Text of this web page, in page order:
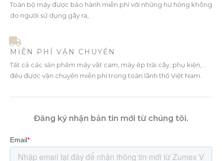
Toàn bộ máy được bảo hành miễn phí với những hư hỏng không
do người sử dụng gây ra,
MIỄN PHÍ VẬN CHUYỂN
Tất cả các sản phẩm máy vắt cam, máy ép trái cây, phụ kiện, ..
đều được vận chuyển miễn phí trong toàn lãnh thổ Việt Nam.
Đăng ký nhận bản tin mới từ chúng tôi.